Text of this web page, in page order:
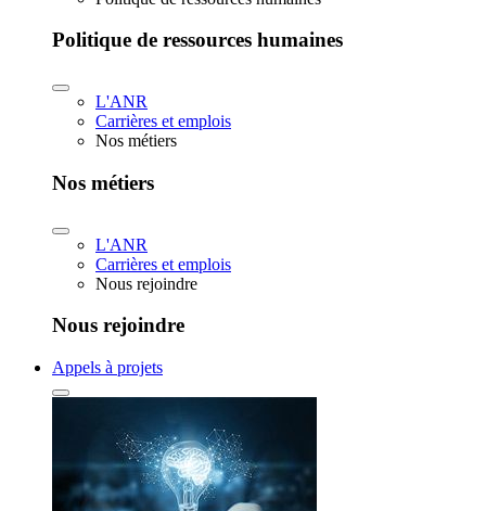
Politique de ressources humaines
L'ANR
Carrières et emplois
Nos métiers
Nos métiers
L'ANR
Carrières et emplois
Nous rejoindre
Nous rejoindre
Appels à projets